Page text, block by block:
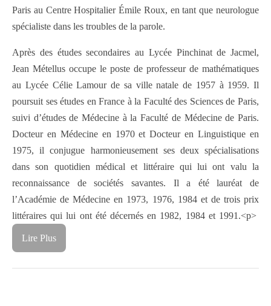
Paris au Centre Hospitalier Émile Roux, en tant que neurologue
spécialiste dans les troubles de la parole.
Après des études secondaires au Lycée Pinchinat de Jacmel,
Jean Métellus occupe le poste de professeur de mathématiques
au Lycée Célie Lamour de sa ville natale de 1957 à 1959. Il
poursuit ses études en France à la Faculté des Sciences de Paris,
suivi d’études de Médecine à la Faculté de Médecine de Paris.
Docteur en Médecine en 1970 et Docteur en Linguistique en
1975, il conjugue harmonieusement ses deux spécialisations
dans son quotidien médical et littéraire qui lui ont valu la
reconnaissance de sociétés savantes. Il a été lauréat de
l’Académie de Médecine en 1973, 1976, 1984 et de trois prix
littéraires qui lui ont été décernés en 1982, 1984 et 1991.<p>
Lire Plus